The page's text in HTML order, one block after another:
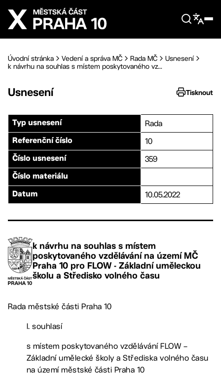
Přejít na hlavní obsah
Úvodní stránka Vedení a správa MČ Rada MČ
Usnesení
k návrhu na souhlas s místem poskytovaného vz...
Usnesení Tisknout
Typ usnesení Rada
Referenční číslo 10
Číslo usnesení 359
Číslo materiálu
Datum 10.05.2022
k návrhu na souhlas s místem
poskytovaného vzdělávání na území MČ
Praha 10 pro FLOW - Základní uměleckou
školu a Středisko volného času
Rada městské části Praha 10
I. souhlasí
s místem poskytovaného vzdělávání FLOW –
Základní umělecké školy a Střediska volného času
na území městské části Praha 10